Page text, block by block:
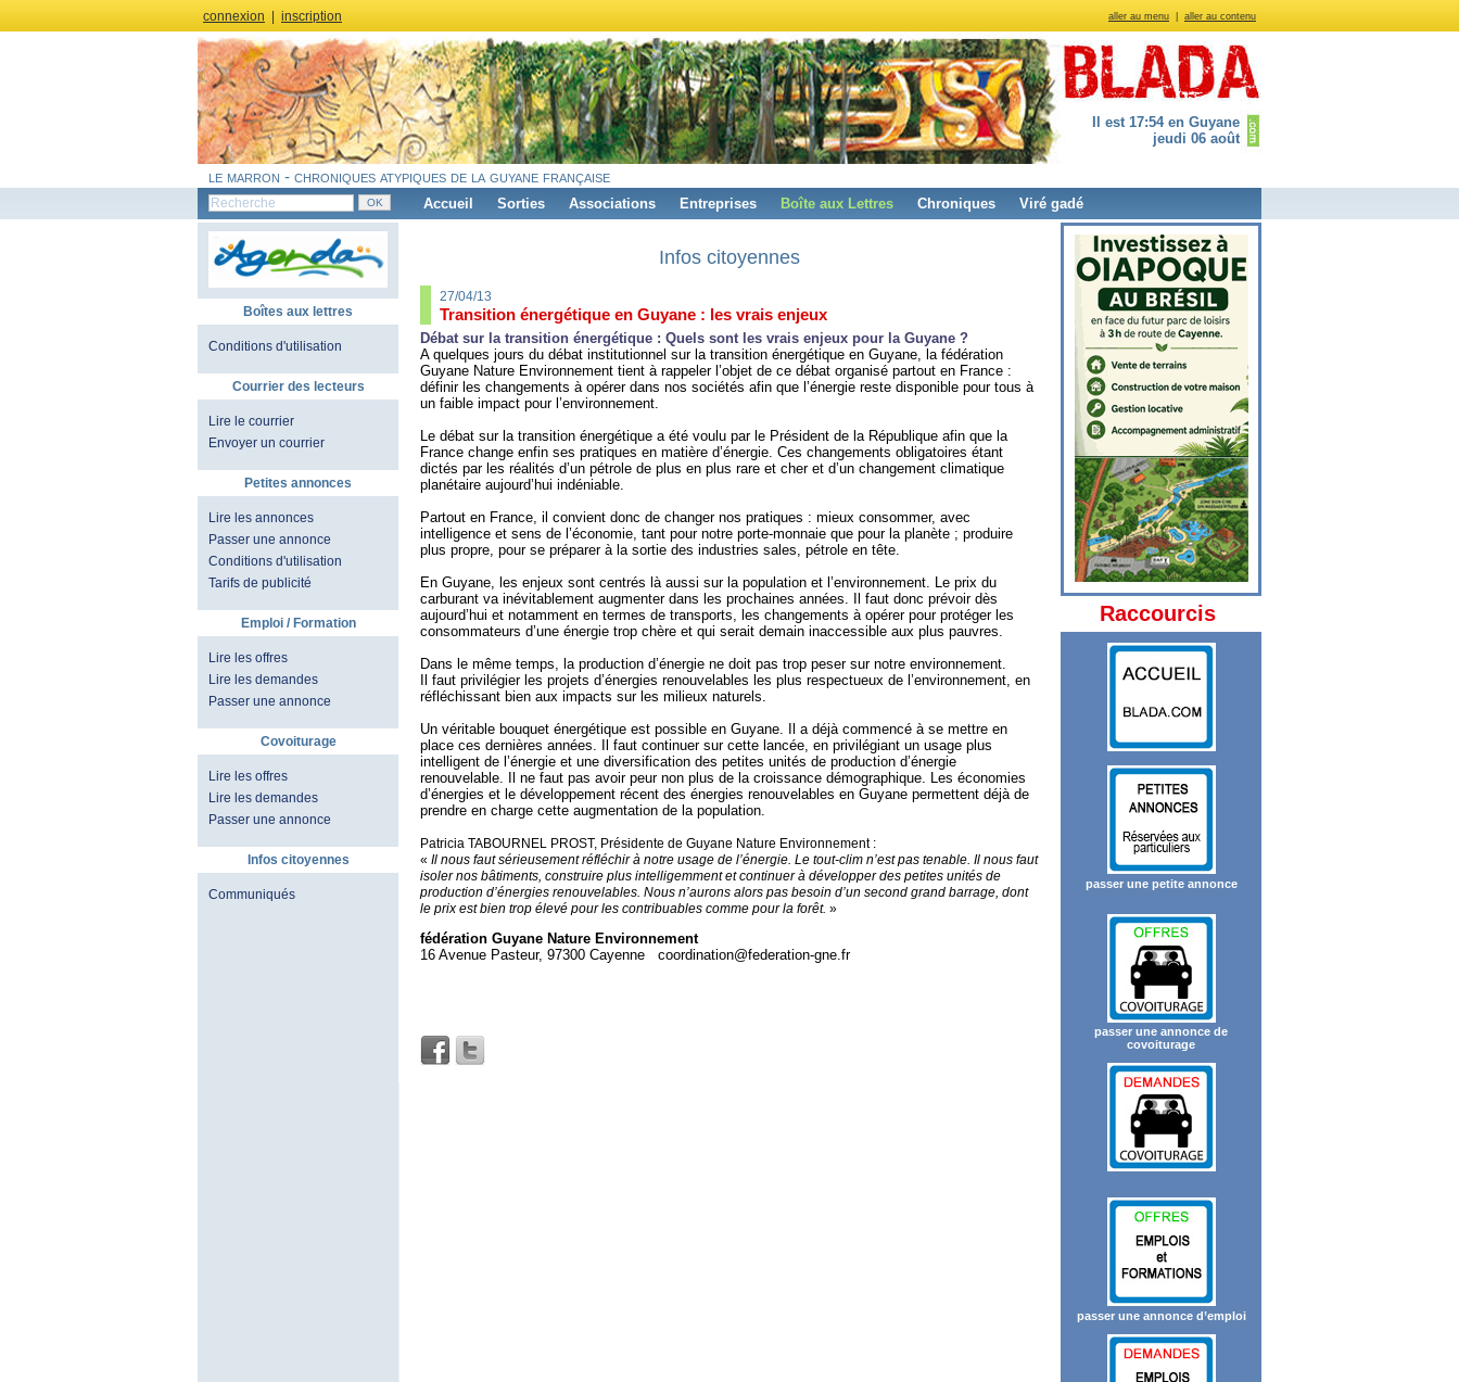
aller au menu aller au contenu
connexion inscription
Il est 17:54 en Guyane
jeudi 06 août
le marron - chroniques atypiques de la guyane française
Accueil Sorties Associations Entreprises Boîte aux Lettres Chroniques Viré gadé
Boîtes aux lettres
Conditions d'utilisation
Courrier des lecteurs
Lire le courrier
Envoyer un courrier
Petites annonces
Lire les annonces
Passer une annonce
Conditions d'utilisation
Tarifs de publicité
Emploi / Formation
Lire les offres
Lire les demandes
Passer une annonce
Covoiturage
Lire les offres
Lire les demandes
Passer une annonce
Infos citoyennes
Communiqués
Infos citoyennes
27/04/13
Transition énergétique en Guyane : les vrais enjeux
Débat sur la transition énergétique : Quels sont les vrais enjeux pour la Guyane ?
A quelques jours du débat institutionnel sur la transition énergétique en Guyane, la fédération
Guyane Nature Environnement tient à rappeler l’objet de ce débat organisé partout en France :
définir les changements à opérer dans nos sociétés afin que l’énergie reste disponible pour tous à
un faible impact pour l’environnement.
Le débat sur la transition énergétique a été voulu par le Président de la République afin que la
France change enfin ses pratiques en matière d’énergie. Ces changements obligatoires étant
dictés par les réalités d’un pétrole de plus en plus rare et cher et d’un changement climatique
planétaire aujourd’hui indéniable.
Partout en France, il convient donc de changer nos pratiques : mieux consommer, avec
intelligence et sens de l’économie, tant pour notre porte-monnaie que pour la planète ; produire
plus propre, pour se préparer à la sortie des industries sales, pétrole en tête.
En Guyane, les enjeux sont centrés là aussi sur la population et l’environnement. Le prix du
carburant va inévitablement augmenter dans les prochaines années. Il faut donc prévoir dès
aujourd’hui et notamment en termes de transports, les changements à opérer pour protéger les
consommateurs d’une énergie trop chère et qui serait demain inaccessible aux plus pauvres.
Dans le même temps, la production d’énergie ne doit pas trop peser sur notre environnement.
Il faut privilégier les projets d’énergies renouvelables les plus respectueux de l’environnement, en
réfléchissant bien aux impacts sur les milieux naturels.
Un véritable bouquet énergétique est possible en Guyane. Il a déjà commencé à se mettre en
place ces dernières années. Il faut continuer sur cette lancée, en privilégiant un usage plus
intelligent de l’énergie et une diversification des petites unités de production d’énergie
renouvelable. Il ne faut pas avoir peur non plus de la croissance démographique. Les économies
d’énergies et le développement récent des énergies renouvelables en Guyane permettent déjà de
prendre en charge cette augmentation de la population.
Patricia TABOURNEL PROST, Présidente de Guyane Nature Environnement :
« Il nous faut sérieusement réfléchir à notre usage de l’énergie. Le tout-clim n’est pas tenable. Il nous faut
isoler nos bâtiments, construire plus intelligemment et continuer à développer des petites unités de
production d’énergies renouvelables. Nous n’aurons alors pas besoin d’un second grand barrage, dont
le prix est bien trop élevé pour les contribuables comme pour la forêt. »
fédération Guyane Nature Environnement
16 Avenue Pasteur, 97300 Cayenne coordination@federation-gne.fr
Raccourcis
passer une petite annonce
passer une annonce de
covoiturage
passer une annonce d’emploi